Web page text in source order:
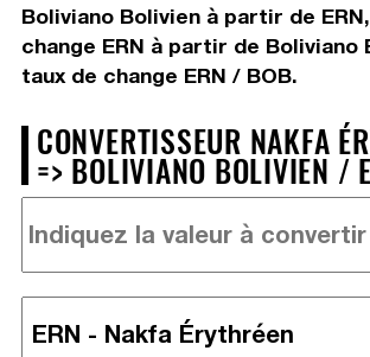
Boliviano Bolivien à partir de
change ERN à partir de Boliviano
taux de change ERN / BOB.
CONVERTISSEUR NAKFA
=> BOLIVIANO BOLIVIEN /